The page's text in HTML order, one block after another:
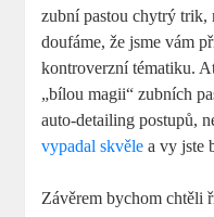
zubní pastou chytrý trik,
doufáme, že jsme vám
kontroverzní tématiku.
„bílou magii“ zubních
auto-detailing postupů,
vypadal skvěle a vy jste
Závěrem bychom chtěli